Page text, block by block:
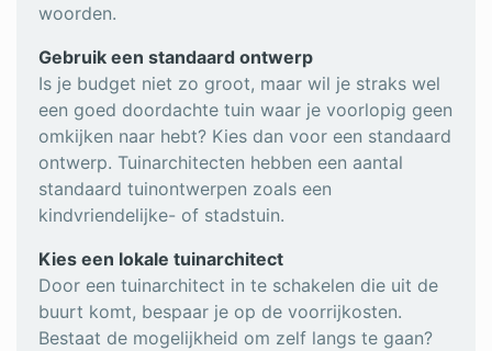
woorden.
Gebruik een standaard ontwerp
Is je budget niet zo groot, maar wil je straks wel
een goed doordachte tuin waar je voorlopig geen
omkijken naar hebt? Kies dan voor een standaard
ontwerp. Tuinarchitecten hebben een aantal
standaard tuinontwerpen zoals een
kindvriendelijke- of stadstuin.
Kies een lokale tuinarchitect
Door een tuinarchitect in te schakelen die uit de
buurt komt, bespaar je op de voorrijkosten.
Bestaat de mogelijkheid om zelf langs te gaan?